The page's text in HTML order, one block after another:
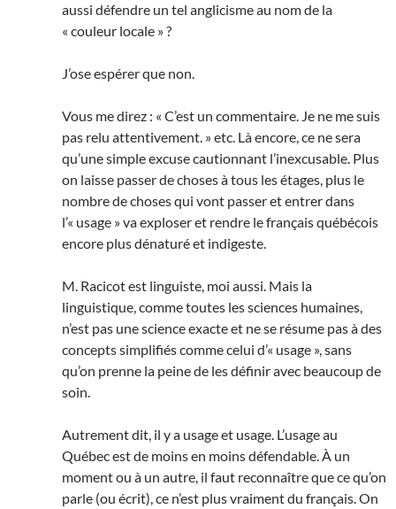
aussi défendre un tel anglicisme au nom de la
« couleur locale » ?
J’ose espérer que non.
Vous me direz : « C’est un commentaire. Je ne me suis
pas relu attentivement. » etc. Là encore, ce ne sera
qu’une simple excuse cautionnant l’inexcusable. Plus
on laisse passer de choses à tous les étages, plus le
nombre de choses qui vont passer et entrer dans
l’« usage » va exploser et rendre le français québécois
encore plus dénaturé et indigeste.
M. Racicot est linguiste, moi aussi. Mais la
linguistique, comme toutes les sciences humaines,
n’est pas une science exacte et ne se résume pas à des
concepts simplifiés comme celui d’« usage », sans
qu’on prenne la peine de les définir avec beaucoup de
soin.
Autrement dit, il y a usage et usage. L’usage au
Québec est de moins en moins défendable. À un
moment ou à un autre, il faut reconnaître que ce qu’on
parle (ou écrit), ce n’est plus vraiment du français. On